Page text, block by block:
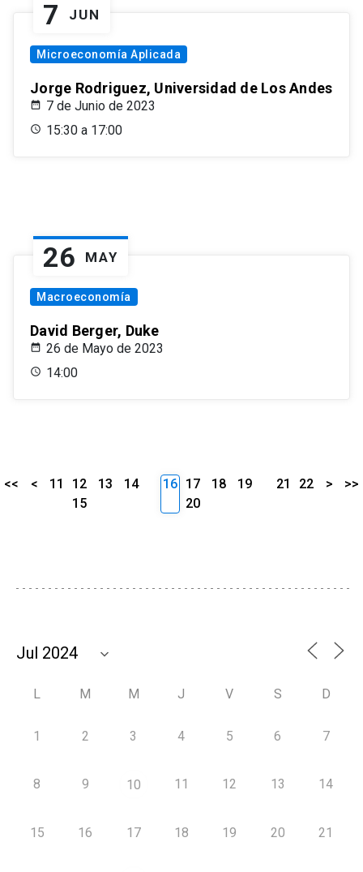
7 JUN
Microeconomía Aplicada
Jorge Rodriguez, Universidad de Los Andes
7 de Junio de 2023
15:30 a 17:00
26 MAY
Macroeconomía
David Berger, Duke
26 de Mayo de 2023
14:00
<< < 11 12 13
14
15
16 17 18
19
20
21 22 > >>
L M M J V S D
1 2 3 4 5 6 7
8 9 10 11 12 13 14
15 16 17 18 19 20 21